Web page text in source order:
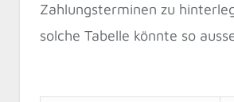
Zahlungsterminen zu
solche Tabelle könnte so